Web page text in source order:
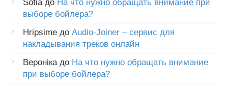
Sofiaдо На что нужно обращать внимание при
выборе бойлера?
Hripsime до Audio-Joiner – сервис для
накладывания треков онлайн
Веронікадо На что нужно обращать внимание
при выборе бойлера?